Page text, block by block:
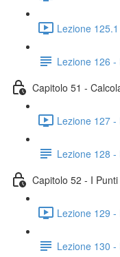
Lezione
Lezione 126 -
Capitolo 51 -
Lezione 127
Lezione 128 -
Capitolo 52 - I
Lezione 129
Lezione 130 -